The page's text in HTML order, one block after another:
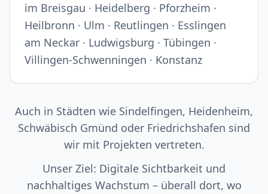
im Breisgau · Heidelberg · Pforzheim ·
Heilbronn · Ulm · Reutlingen · Esslingen
am Neckar · Ludwigsburg · Tübingen ·
Villingen-Schwenningen · Konstanz
Auch in Städten wie Sindelfingen, Heidenheim,
Schwäbisch Gmünd oder Friedrichshafen sind
wir mit Projekten vertreten.
Unser Ziel: Digitale Sichtbarkeit und
nachhaltiges Wachstum – überall dort, wo